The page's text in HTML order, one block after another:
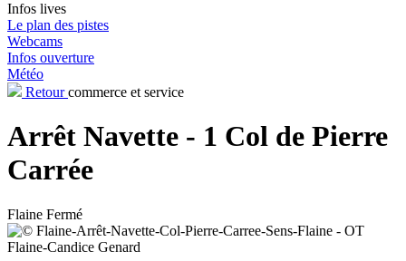
Infos lives
Le plan des pistes
Webcams
Infos ouverture
Météo
Retourcommerce et service
Arrêt Navette - 1 Col de Pierre
Carrée
Flaine Fermé